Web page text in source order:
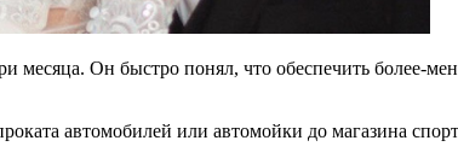
месяца. Он быстро понял, что обеспечить
автомобилей или автомойки до магазина